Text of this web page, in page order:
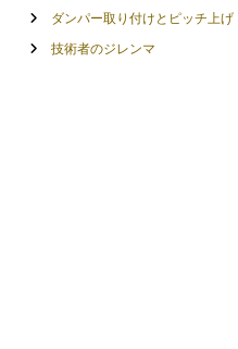
ダンパー取り付けとピッチ上げ
技術者のジレンマ